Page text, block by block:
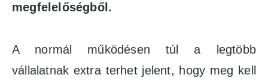
megfelelőségből.
A normál működésen túl a legtöbb
vállalatnak extra terhet jelent, hogy meg kell